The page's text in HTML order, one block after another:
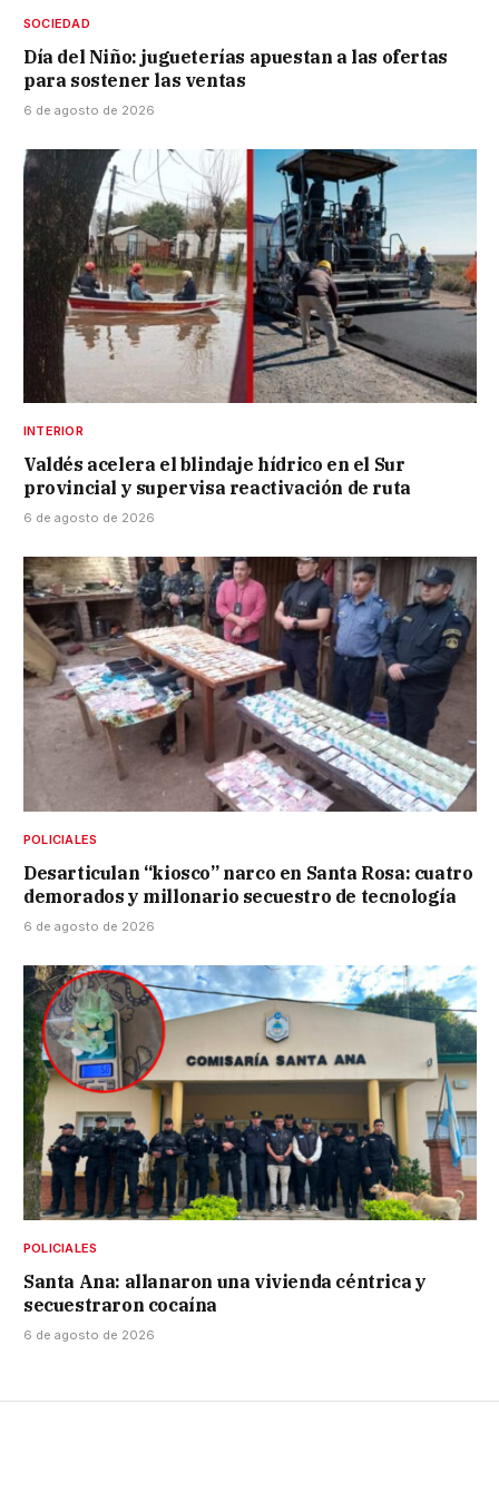
SOCIEDAD
Día del Niño: jugueterías apuestan a las ofertas
para sostener las ventas
6 de agosto de 2026
INTERIOR
Valdés acelera el blindaje hídrico en el Sur
provincial y supervisa reactivación de ruta
6 de agosto de 2026
POLICIALES
Desarticulan “kiosco” narco en Santa Rosa: cuatro
demorados y millonario secuestro de tecnología
6 de agosto de 2026
POLICIALES
Santa Ana: allanaron una vivienda céntrica y
secuestraron cocaína
6 de agosto de 2026